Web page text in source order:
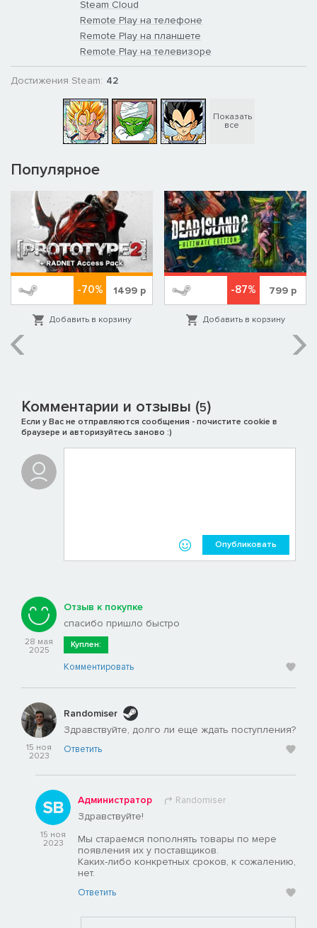
Steam Cloud
Remote Play на телефоне
Remote Play на планшете
Remote Play на телевизоре
Достижения Steam: 42
Показать
все
Популярное
-70% 1499р
Добавить в корзину
-87% 799 р
Добавить в корзину
Комментарии и отзывы (5)
Если у Вас не отправляются сообщения - почистите cookie в
браузере и авторизуйтесь заново :)
Опубликовать
28 мая
2025
Отзыв к покупке
спасибо пришло быстро
Куплен:
Комментировать
15 ноя
2023
Randomiser
Здравствуйте, долго ли еще ждать поступления?
Ответить
15 ноя
2023
Администратор Randomiser
Здравствуйте!
Мы стараемся пополнять товары по мере
появления их у поставщиков.
Каких-либо конкретных сроков, к сожалению,
нет.
Ответить